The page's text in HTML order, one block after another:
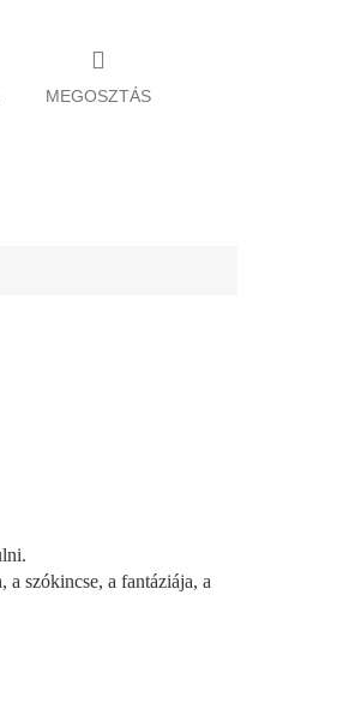
MEGOSZTÁS
szókincse, a fantáziája, a